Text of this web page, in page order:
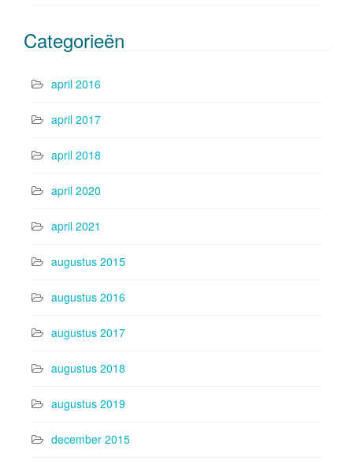
Categorieën
april 2016
april 2017
april 2018
april 2020
april 2021
augustus 2015
augustus 2016
augustus 2017
augustus 2018
augustus 2019
december 2015